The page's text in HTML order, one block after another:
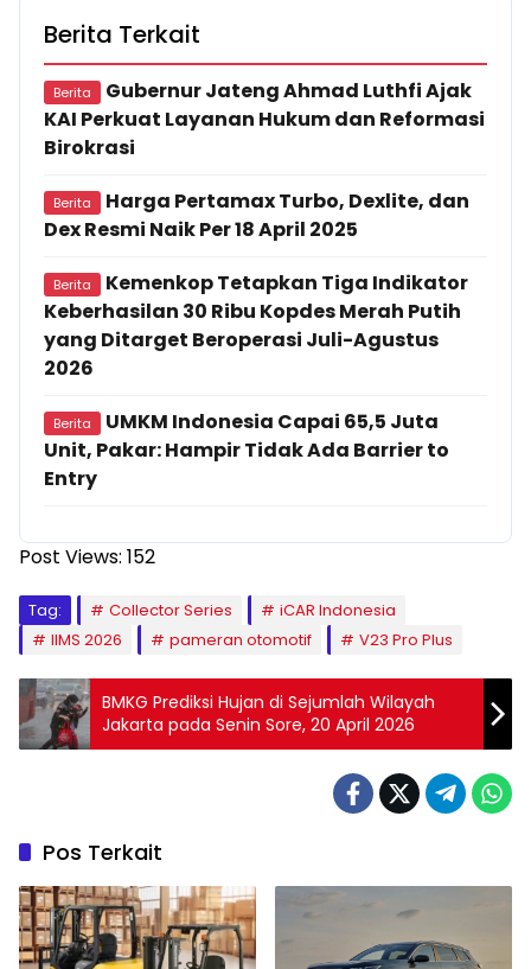
Berita Terkait
Berita
Gubernur Jateng Ahmad Luthfi Ajak
KAI Perkuat Layanan Hukum dan Reformasi
Birokrasi
Berita
Harga Pertamax Turbo, Dexlite, dan
Dex Resmi Naik Per 18 April 2025
Berita
Kemenkop Tetapkan Tiga Indikator
Keberhasilan 30 Ribu Kopdes Merah Putih
yang Ditarget Beroperasi Juli-Agustus
2026
Berita
UMKM Indonesia Capai 65,5 Juta
Unit, Pakar: Hampir Tidak Ada Barrier to
Entry
Post Views: 152
Tag: Collector Series
iCAR Indonesia
IIMS 2026
pameran otomotif V23 Pro Plus
BMKG Prediksi Hujan di Sejumlah Wilayah
Jakarta pada Senin Sore, 20 April 2026
Pos Terkait